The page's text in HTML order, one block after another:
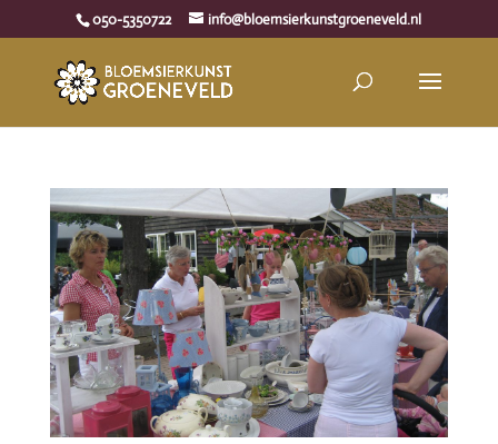
050-5350722 info@bloemsierkunstgroeneveld.nl